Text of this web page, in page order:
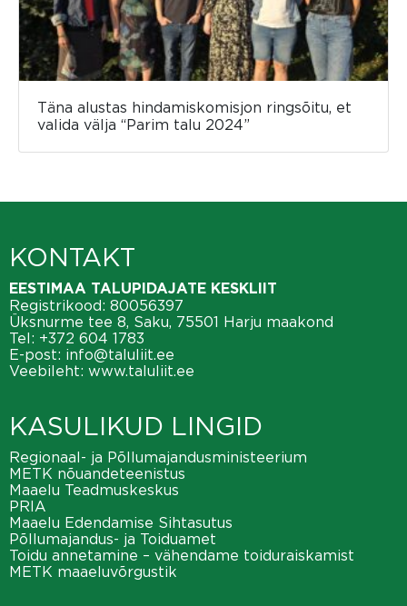
Täna alustas hindamiskomisjon ringsõitu, et
valida välja “Parim talu 2024”
KONTAKT
EESTIMAA TALUPIDAJATE KESKLIIT
Registrikood: 80056397
Üksnurme tee 8, Saku, 75501 Harju maakond
Tel: +372 604 1783
E-post: info@taluliit.ee
Veebileht: www.taluliit.ee
KASULIKUD LINGID
Regionaal- ja Põllumajandusministeerium
METK nõuandeteenistus
Maaelu Teadmuskeskus
PRIA
Maaelu Edendamise Sihtasutus
Põllumajandus- ja Toiduamet
Toidu annetamine – vähendame toiduraiskamist
METK maaeluvõrgustik